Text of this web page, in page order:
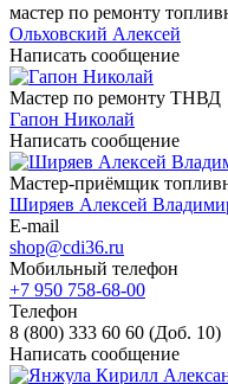
мастер по ремонту
Ольховский Алексей
Написать сообщение
Мастер по ремонту ТНВД
Гапон Николай
Написать сообщение
Мастер-приёмщик
Ширяев Алексей
E-mail
shop@cdi36.ru
Мобильный телефон
+7 950 758-68-00
Телефон
8 (800) 333 60 60 (Доб. 10)
Написать сообщение